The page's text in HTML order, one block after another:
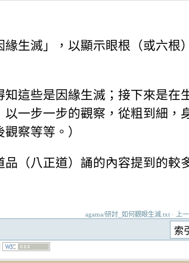
生滅」，以顯示眼根（或六根
這些是因緣生滅；接下來是在
一步一步的觀察，從粗到細，
察等等。）
（八正道）誦的內容提到的較
agama/研討_如何觀眼生滅.txt · 上